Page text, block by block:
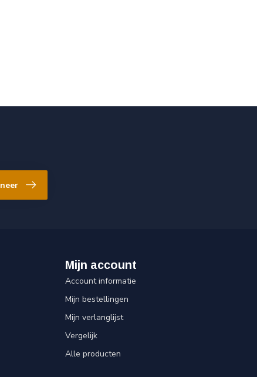
Mijn account
Account informatie
Mijn bestellingen
Mijn verlanglijst
Vergelijk
Alle producten